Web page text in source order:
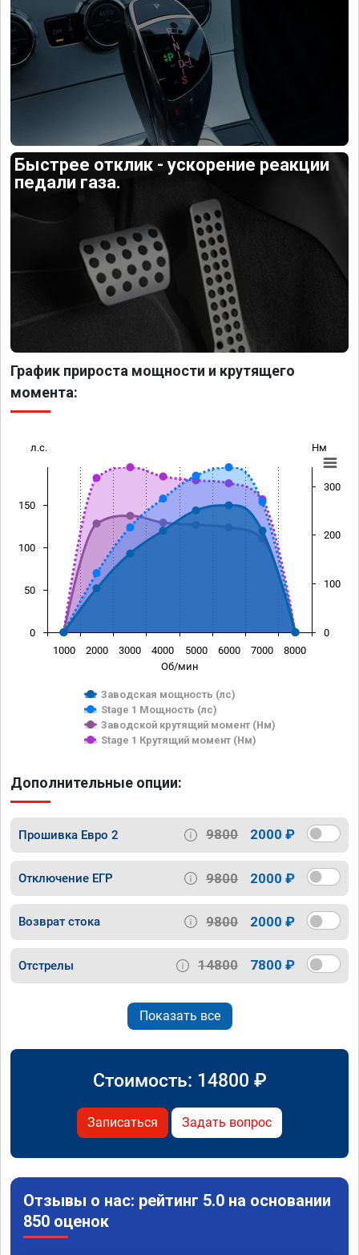
Быстрее отклик - ускорение реакции
педали газа.
График прироста мощности и крутящего
момента:
Об/мин
л.с. Нм
Заводская мощность (лс)
Stage 1 Мощность (лс)
Заводской крутящий момент (Нм)
Stage 1 Крутящий момент (Нм)
1000 2000 3000 4000 5000 6000 7000 8000
0
50
100
150
0
100
200
300
Дополнительные опции:
Прошивка Евро 2 9800 2000 ₽
Отключение ЕГР 9800 2000 ₽
Возврат стока 9800 2000 ₽
Отстрелы 14800 7800 ₽
Показать все
Стоимость: 14800 ₽
Записаться Задать вопрос
Отзывы о нас: рейтинг 5.0 на основании
850 оценок